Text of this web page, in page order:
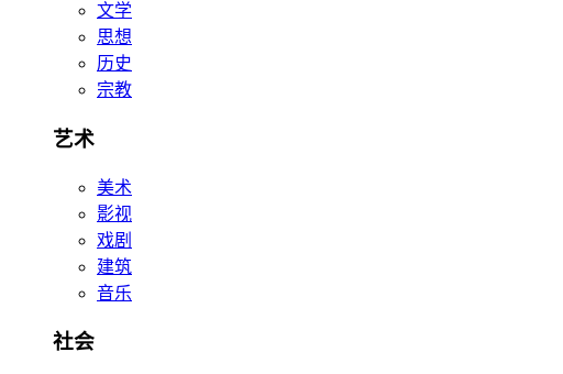
文学
思想
历史
宗教
艺术
美术
影视
戏剧
建筑
音乐
社会